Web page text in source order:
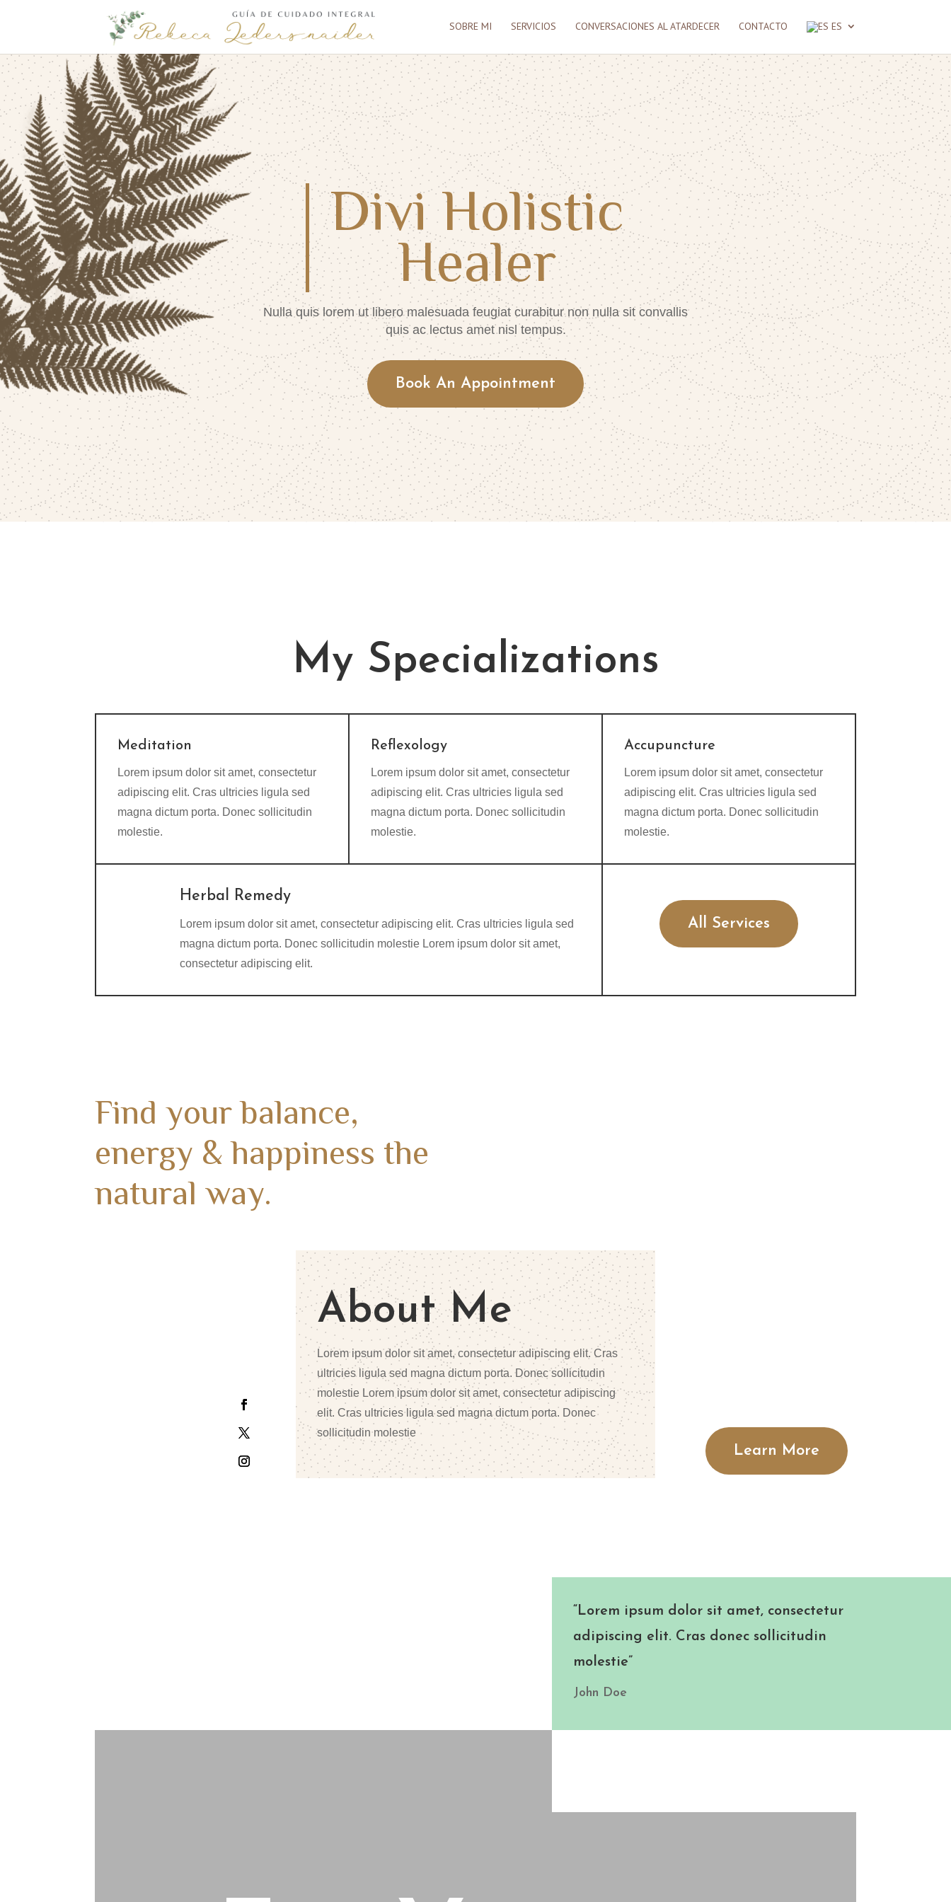
SOBRE MI SERVICIOS CONVERSACIONES AL ATARDECER CONTACTO ES
Divi Holistic
Healer
Nulla quis lorem ut libero malesuada feugiat curabitur non nulla sit convallis
quis ac lectus amet nisl tempus.
Book An Appointment
My Specializations
Meditation
Lorem ipsum dolor sit amet, consectetur
adipiscing elit. Cras ultricies ligula sed
magna dictum porta. Donec sollicitudin
molestie.
Reflexology
Lorem ipsum dolor sit amet, consectetur
adipiscing elit. Cras ultricies ligula sed
magna dictum porta. Donec sollicitudin
molestie.
Accupuncture
Lorem ipsum dolor sit amet, consectetur
adipiscing elit. Cras ultricies ligula sed
magna dictum porta. Donec sollicitudin
molestie.
Herbal Remedy
Lorem ipsum dolor sit amet, consectetur adipiscing elit. Cras ultricies ligula sed
magna dictum porta. Donec sollicitudin molestie Lorem ipsum dolor sit amet,
consectetur adipiscing elit.
All Services
Find your balance,
energy & happiness the
natural way.
About Me
Lorem ipsum dolor sit amet, consectetur adipiscing elit. Cras
ultricies ligula sed magna dictum porta. Donec sollicitudin
molestie Lorem ipsum dolor sit amet, consectetur adipiscing
elit. Cras ultricies ligula sed magna dictum porta. Donec
sollicitudin molestie
Learn More
“Lorem ipsum dolor sit amet, consectetur
adipiscing elit. Cras donec sollicitudin
molestie”
John Doe